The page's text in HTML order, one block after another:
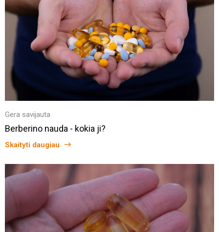
Gera savijauta
Berberino nauda - kokia ji?
Skaityti daugiau